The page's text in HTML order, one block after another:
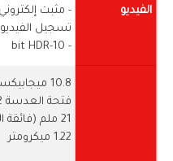
الفيديو
تسجيل الفيديو
- 10-bit HDR
10.8 ميجابيكسل
فتحة العدسة f / 2.2
21 ملم (فائقة الاتساع)
1.22 ميكرومتر